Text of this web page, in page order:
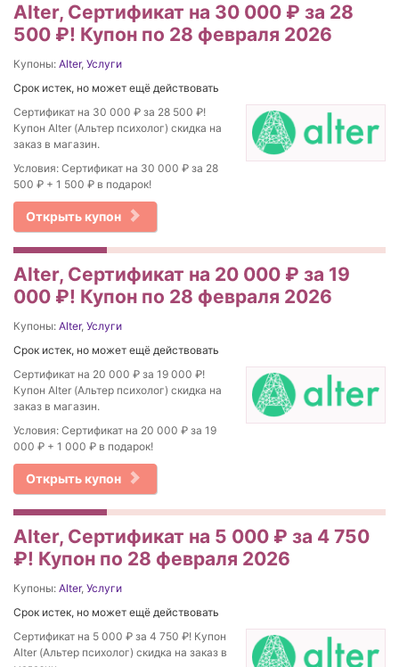
Alter, Сертификат на 30 000 ₽ за 28
500 ₽! Купон по 28 февраля 2026
Купоны: Alter, Услуги
Срок истек, но может ещё действовать
Сертификат на 30 000 ₽ за 28 500 ₽!
Купон Alter (Альтер психолог) скидка на
заказ в магазин.
Условия: Сертификат на 30 000 ₽ за 28
500 ₽ + 1 500 ₽ в подарок!
Открыть купон
Alter, Сертификат на 20 000 ₽ за 19
000 ₽! Купон по 28 февраля 2026
Купоны: Alter, Услуги
Срок истек, но может ещё действовать
Сертификат на 20 000 ₽ за 19 000 ₽!
Купон Alter (Альтер психолог) скидка на
заказ в магазин.
Условия: Сертификат на 20 000 ₽ за 19
000 ₽ + 1 000 ₽ в подарок!
Открыть купон
Alter, Сертификат на 5 000 ₽ за 4 750
₽! Купон по 28 февраля 2026
Купоны: Alter, Услуги
Срок истек, но может ещё действовать
Сертификат на 5 000 ₽ за 4 750 ₽! Купон
Alter (Альтер психолог) скидка на заказ в